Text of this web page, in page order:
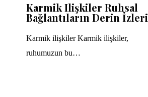
Karmik Ilişkiler Ruhsal
Bağlantıların Derin İzleri
Karmik ilişkiler Karmik ilişkiler,
ruhumuzun bu…